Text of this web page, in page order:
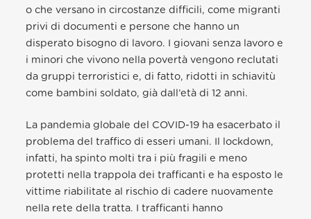
o che versano in circostanze difficili, come migranti
privi di documenti e persone che hanno un
disperato bisogno di lavoro. I giovani senza lavoro e
i minori che vivono nella povertà vengono reclutati
da gruppi terroristici e, di fatto, ridotti in schiavitù
come bambini soldato, già dall’età di 12 anni.
La pandemia globale del COVID-19 ha esacerbato il
problema del traffico di esseri umani. Il lockdown,
infatti, ha spinto molti tra i più fragili e meno
protetti nella trappola dei trafficanti e ha esposto le
vittime riabilitate al rischio di cadere nuovamente
nella rete della tratta. I trafficanti hanno